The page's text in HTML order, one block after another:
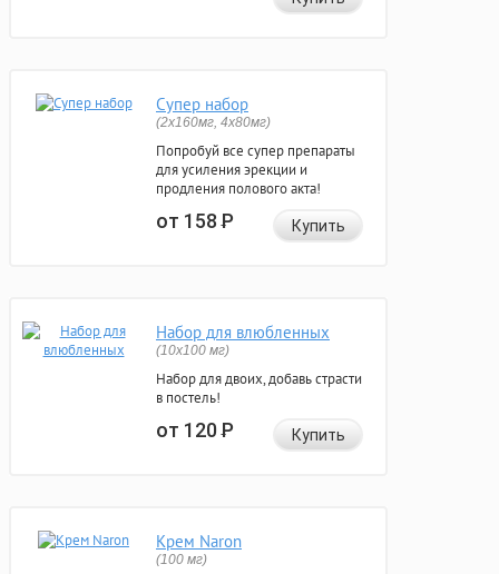
Супер набор
(2х160мг, 4х80мг)
Попробуй все супер препараты
для усиления эрекции и
продления полового акта!
от 158Р Купить
Набор для влюбленных
(10х100 мг)
Набор для двоих, добавь страсти
в постель!
от 120Р Купить
Крем Naron
(100 мг)